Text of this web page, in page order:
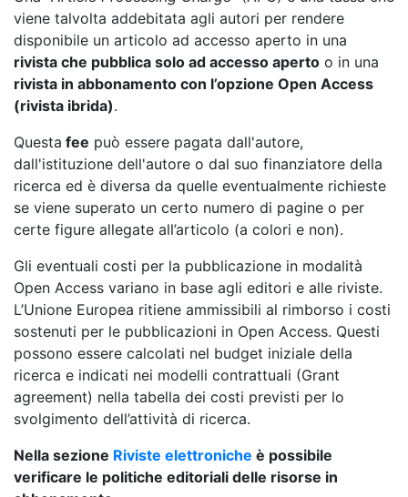
viene talvolta addebitata agli autori per rendere
disponibile un articolo ad accesso aperto in una
rivista che pubblica solo ad accesso aperto o in una
rivista in abbonamento con l’opzione Open Access
(rivista ibrida).
Questa fee può essere pagata dall'autore,
dall'istituzione dell'autore o dal suo finanziatore della
ricerca ed è diversa da quelle eventualmente richieste
se viene superato un certo numero di pagine o per
certe figure allegate all’articolo (a colori e non).
Gli eventuali costi per la pubblicazione in modalità
Open Access variano in base agli editori e alle riviste.
L’Unione Europea ritiene ammissibili al rimborso i costi
sostenuti per le pubblicazioni in Open Access. Questi
possono essere calcolati nel budget iniziale della
ricerca e indicati nei modelli contrattuali (Grant
agreement) nella tabella dei costi previsti per lo
svolgimento dell’attività di ricerca.
Nella sezione Riviste elettroniche è possibile
verificare le politiche editoriali delle risorse in